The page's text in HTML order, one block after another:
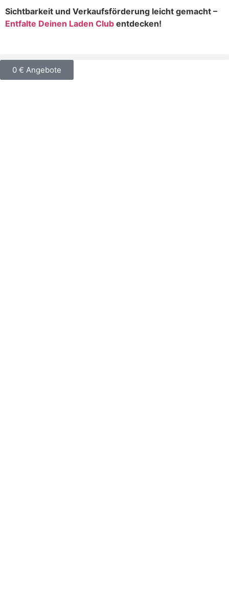
Sichtbarkeit und Verkaufsförderung leicht gemacht –
Entfalte Deinen Laden Club entdecken!
0 € Angebote